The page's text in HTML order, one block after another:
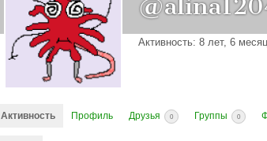
Активность: 8 лет, 6
Активность Профиль Друзья 0 Группы 0